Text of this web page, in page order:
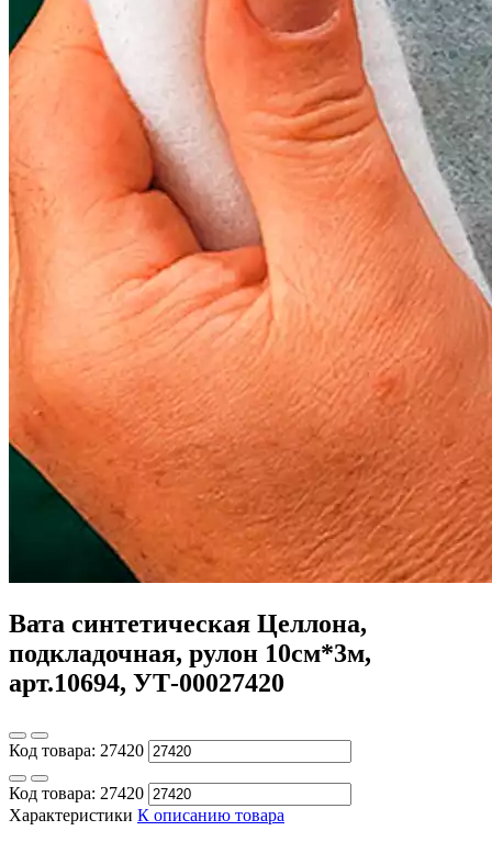
Вата синтетическая Целлона,
подкладочная, рулон 10см*3м,
арт.10694, УТ-00027420
Код товара: 27420
Код товара: 27420
Характеристики К описанию товара